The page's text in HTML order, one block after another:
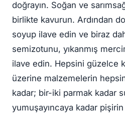
doğrayın. Soğan ve
birlikte kavurun. Ardından
soyup ilave edin ve biraz
semizotunu, yıkanmış
ilave edin. Hepsini güzelce
üzerine malzemelerin
kadar; bir-iki parmak kadar
yumuşayıncaya kadar